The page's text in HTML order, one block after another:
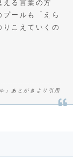
る言葉の方
ールも「えら
りこえていくの
」あとがきより引用